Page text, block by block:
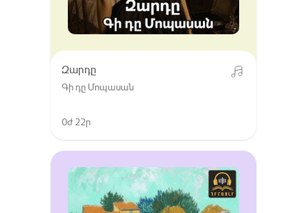
Զարդը
Գի դը Մոպասան
0ժ 22ր